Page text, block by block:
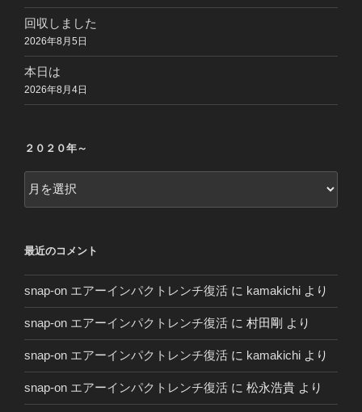
回収しました
2026年8月5日
本日は
2026年8月4日
２０２０年～
０
年
～
最近のコメント
snap-on エアーインパクトレンチ復活 に kamakichi より
snap-on エアーインパクトレンチ復活 に 村田剛 より
snap-on エアーインパクトレンチ復活 に kamakichi より
snap-on エアーインパクトレンチ復活 に 松永浩貴 より